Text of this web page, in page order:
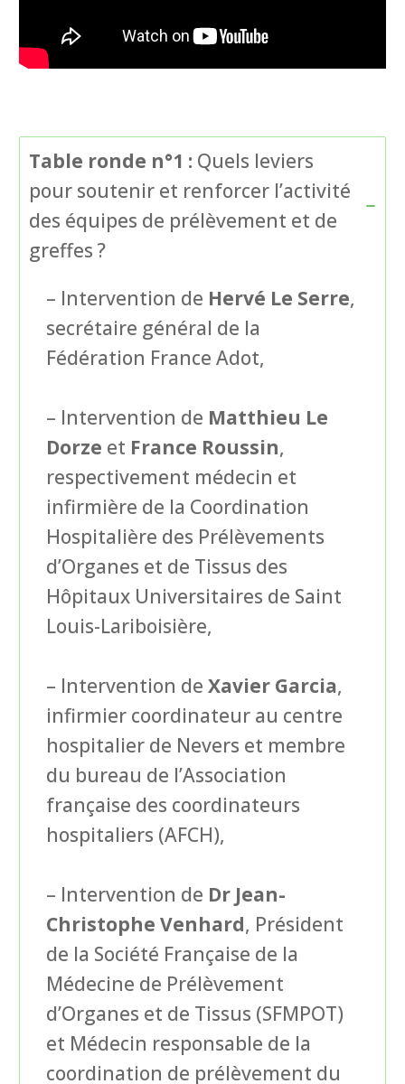
Table ronde n°1 : Quels leviers
pour soutenir et renforcer l’activité
des équipes de prélèvement et de
greffes ?
– Intervention de Hervé Le Serre,
secrétaire général de la
Fédération France Adot,
– Intervention de Matthieu Le
Dorze et France Roussin,
respectivement médecin et
infirmière de la Coordination
Hospitalière des Prélèvements
d’Organes et de Tissus des
Hôpitaux Universitaires de Saint
Louis-Lariboisière,
– Intervention deXavier Garcia,
infirmier coordinateur au centre
hospitalier de Nevers et membre
du bureau de l’Association
française des coordinateurs
hospitaliers (AFCH),
– Intervention de Dr Jean-
Christophe Venhard, Président
de la Société Française de la
Médecine de Prélèvement
d’Organes et de Tissus (SFMPOT)
et Médecin responsable de la
coordination de prélèvement du